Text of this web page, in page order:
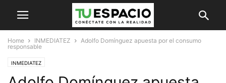
Home INMEDIATEZ
Adolfo Domínguez apuesta por el consumo
responsable
INMEDIATEZ